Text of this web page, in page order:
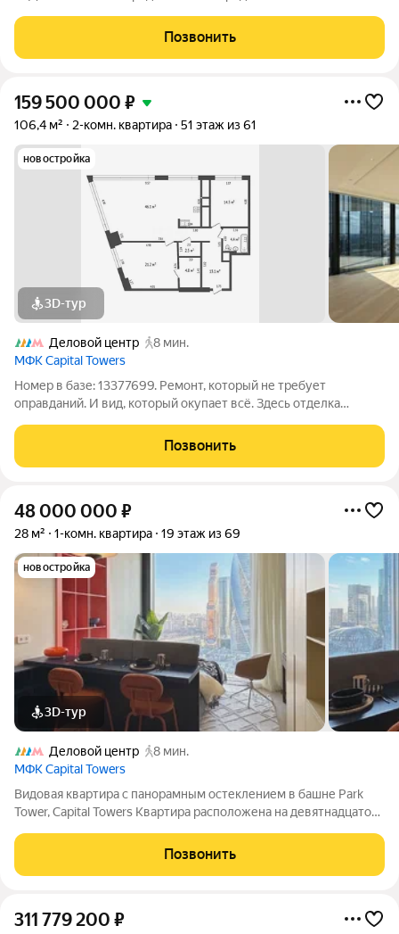
Позвонить
159 500 000 ₽
106,4 м² 2-комн. квартира 51 этаж из 61
новостройка
3D-тур
Деловой центр
8 мин.
МФК Capital Towers
Номер в базе: 13377699. Ремонт, который не требует
оправданий. И вид, который окупает всё. Здесь отделка
открывается картина, стоимость которой растет с каждым
кварталом. Это ваша личная акция
Позвонить
48 000 000 ₽
28 м² 1-комн. квартира 19 этаж из 69
новостройка
3D-тур
Деловой центр
8 мин.
МФК Capital Towers
Видовая квартира с панорамным остеклением в башне Park
Tower, Capital Towers Квартира расположена на девятнадцатом
Панорамные окна открывают виды на Москву-реку и Москва-
Сити, наполняя
Позвонить
311 779 200 ₽